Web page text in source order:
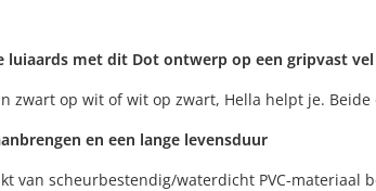
luiaards met dit Dot ontwerp op een gripvast
zwart op wit of wit op zwart, Hella helpt je.
en een lange levensduur
van scheurbestendig/waterdicht PVC-